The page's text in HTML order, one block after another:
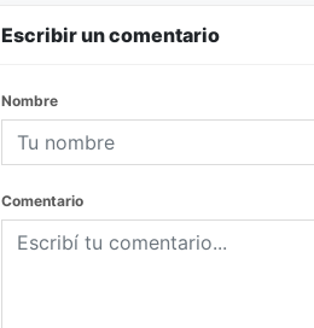
Escribir un comentario
Nombre
Comentario